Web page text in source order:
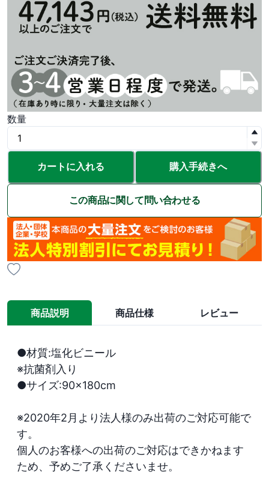
数量
カートに入れる 購入手続きへ
この商品に関して問い合わせる
商品説明 商品仕様 レビュー
●材質:塩化ビニール
※抗菌剤入り
●サイズ:90×180cm
※2020年2月より法人様のみ出荷のご対応可能で
す。
個人のお客様への出荷のご対応はできかねます
ため、予めご了承くださいませ。